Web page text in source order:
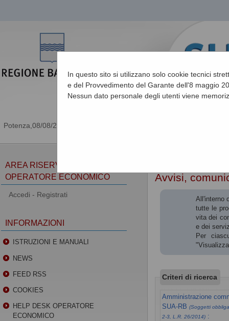
08/08/2026 18:58
In questo sito si utilizzano solo cookie tecnici
e del Provvedimento del Garante dell'8 maggio
Nessun dato personale degli utenti viene
Avvisi,
All'interno
tutte le
vita dei
e dei
Per
Criteri di ricerca
Amministrazione
SUA-RB(Soggetti
2-3, L.R. 26/2014) :
AREA RISERVATA
OPERATORE ECONOMICO
Accedi - Registrati
INFORMAZIONI
ISTRUZIONI E MANUALI
NEWS
FEED RSS
COOKIES
HELP DESK OPERATORE
ECONOMICO